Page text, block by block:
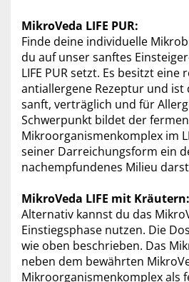
MikroVeda LIFE PUR:
Finde deine individuelle
du auf unser sanftes
LIFE PUR setzt. Es besitzt eine
antiallergene Rezeptur und ist
sanft, verträglich und für
Schwerpunkt bildet der
Mikroorganismenkomplex im
seiner Darreichungsform ein
nachempfundenes Milieu
MikroVeda LIFE mit Kräutern:
Alternativ kannst du das
Einstiegsphase nutzen. Die
wie oben beschrieben. Das
neben dem bewährten
Mikroorganismenkomplex als